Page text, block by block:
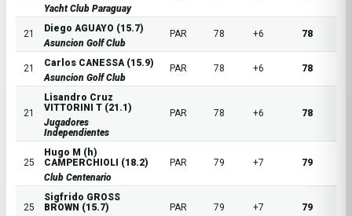
Yacht Club Paraguay
21
Diego AGUAYO (15.7)
Asuncion Golf Club
PAR 78 +6 78
21
Carlos CANESSA (15.9)
Asuncion Golf Club
PAR 78 +6 78
21
Lisandro Cruz
VITTORINI T (21.1)
Jugadores
Independientes
PAR 78 +6 78
25
Hugo M (h)
CAMPERCHIOLI (18.2)
Club Centenario
PAR 79 +7 79
25
Sigfrido GROSS
BROWN (15.7)
PAR 79 +7 79